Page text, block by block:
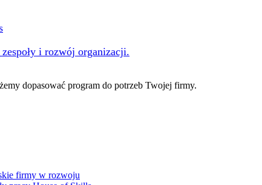
i rozwój organizacji.
dopasować program do potrzeb Twojej firmy.
firmy w rozwoju